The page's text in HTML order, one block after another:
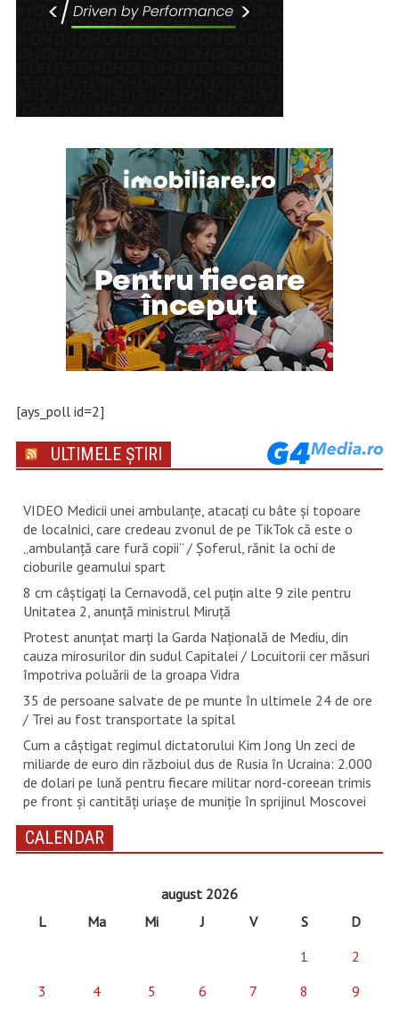
[ays_poll id=2]
ULTIMELE ȘTIRI
VIDEO Medicii unei ambulanțe, atacați cu bâte și topoare
de localnici, care credeau zvonul de pe TikTok că este o
„ambulanță care fură copii” / Șoferul, rănit la ochi de
cioburile geamului spart
8 cm câștigați la Cernavodă, cel puțin alte 9 zile pentru
Unitatea 2, anunță ministrul Miruță
Protest anunțat marți la Garda Națională de Mediu, din
cauza mirosurilor din sudul Capitalei / Locuitorii cer măsuri
împotriva poluării de la groapa Vidra
35 de persoane salvate de pe munte în ultimele 24 de ore
/ Trei au fost transportate la spital
Cum a câștigat regimul dictatorului Kim Jong Un zeci de
miliarde de euro din războiul dus de Rusia în Ucraina: 2.000
de dolari pe lună pentru fiecare militar nord-coreean trimis
pe front și cantități uriașe de muniție în sprijinul Moscovei
CALENDAR
august 2026
L
Ma Mi J V S
D
1
2
3
4 5 6 7 8
9